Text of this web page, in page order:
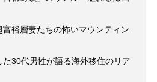
裕層妻たちの怖いマウンティン
30代男性が語る海外移住のリア